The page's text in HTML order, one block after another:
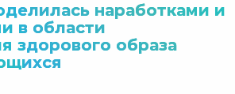
наработками и
в области
здорового образа